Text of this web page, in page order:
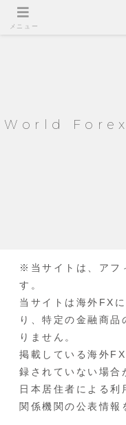
World
※当サイトは、アフ
す。
当サイトは海外FX
り、特定の金融商
りません。
掲載している海外
録されていない場合
日本居住者による利
関係機関の公表情報
メニュー